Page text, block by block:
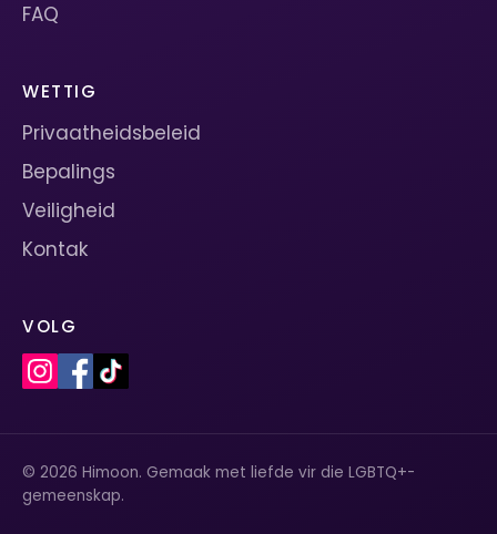
FAQ
WETTIG
Privaatheidsbeleid
Bepalings
Veiligheid
Kontak
VOLG
© 2026 Himoon. Gemaak met liefde vir die LGBTQ+-
gemeenskap.